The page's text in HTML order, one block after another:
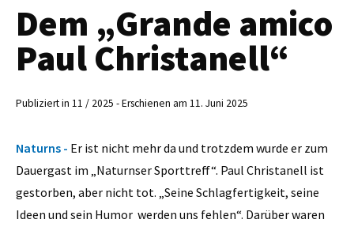
Dem „Grande amico
Paul Christanell“
Publiziert in 11 / 2025 - Erschienen am 11. Juni 2025
Naturns - Er ist nicht mehr da und trotzdem wurde er zum
Dauergast im „Naturnser Sporttreff“. Paul Christanell ist
gestorben, aber nicht tot. „Seine Schlagfertigkeit, seine
Ideen und sein Humor werden uns fehlen“. Darüber waren